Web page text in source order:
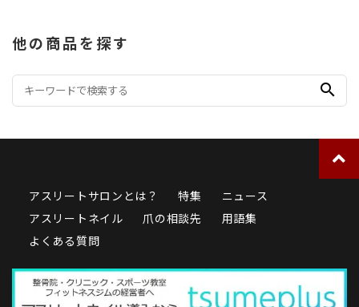
他の商品を探す
search
アスリートサロンとは？ 特集
ニュース
アスリートネイル
爪の相談先
用語集
よくある質問